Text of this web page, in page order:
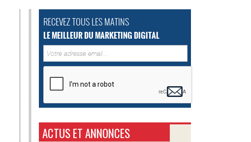
RECEVEZ TOUS LES MATINS
LE MEILLEUR DU MARKETING DIGITAL
ACTUS ET ANNONCES